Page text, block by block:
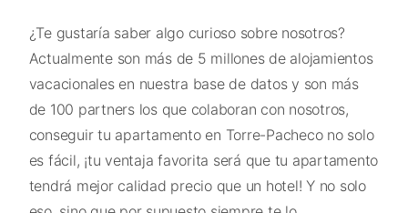
¿Te gustaría saber algo curioso sobre nosotros?
Actualmente son más de 5 millones de alojamientos
vacacionales en nuestra base de datos y son más
de 100 partners los que colaboran con nosotros,
conseguir tu apartamento en Torre-Pacheco no solo
es fácil, ¡tu ventaja favorita será que tu apartamento
tendrá mejor calidad precio que un hotel! Y no solo